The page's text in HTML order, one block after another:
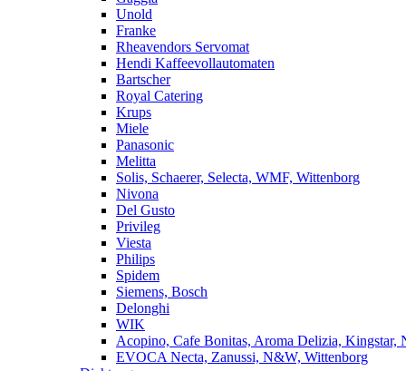
Unold
Franke
Rheavendors Servomat
Hendi Kaffeevollautomaten
Bartscher
Royal Catering
Krups
Miele
Panasonic
Melitta
Solis, Schaerer, Selecta, WMF, Wittenborg
Nivona
Del Gusto
Privileg
Viesta
Philips
Spidem
Siemens, Bosch
Delonghi
WIK
Acopino, Cafe Bonitas, Aroma Delizia, Kingstar,
EVOCA Necta, Zanussi, N&W, Wittenborg